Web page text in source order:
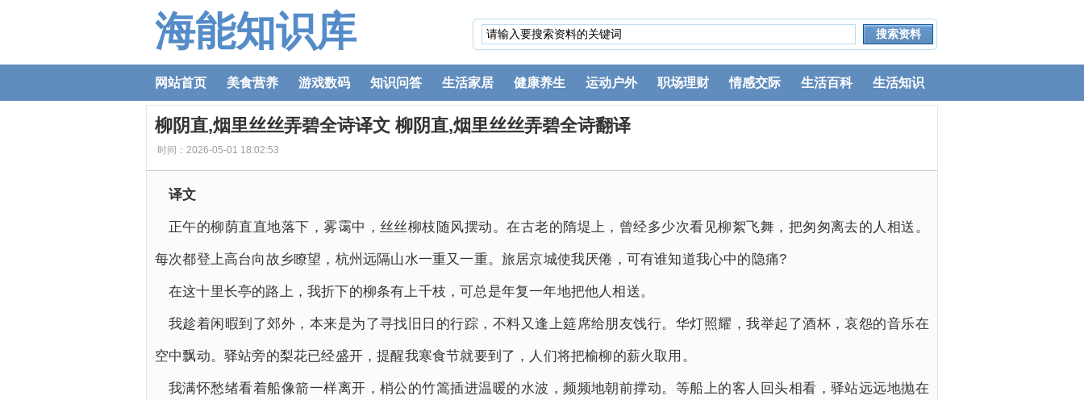
海能知识库
网站首页 美食营养 游戏数码 知识问答 生活家居 健康养生 运动户外 职场理财 情感交际 生活百科 生活知识
柳阴直,烟里丝丝弄碧全诗译文 柳阴直,烟里丝丝弄碧全诗翻译
时间：2026-05-01 18:02:53
译文
正午的柳荫直直地落下，雾霭中，丝丝柳枝随风摆动。在古老的隋堤上，曾经多少次看见柳絮飞舞，把匆匆离去的人相送。
每次都登上高台向故乡瞭望，杭州远隔山水一重又一重。旅居京城使我厌倦，可有谁知道我心中的隐痛?
在这十里长亭的路上，我折下的柳条有上千枝，可总是年复一年地把他人相送。
我趁着闲暇到了郊外，本来是为了寻找旧日的行踪，不料又逢上筵席给朋友饯行。华灯照耀，我举起了酒杯，哀怨的音乐在
空中飘动。驿站旁的梨花已经盛开，提醒我寒食节就要到了，人们将把榆柳的薪火取用。
我满怀愁绪看着船像箭一样离开，梢公的竹篙插进温暖的水波，频频地朝前撑动。等船上的客人回头相看，驿站远远地抛在